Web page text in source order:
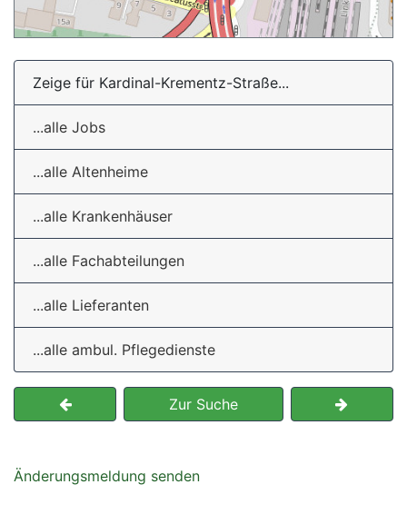
Zeige für Kardinal-Krementz-Straße...
...alle Jobs
...alle Altenheime
...alle Krankenhäuser
...alle Fachabteilungen
...alle Lieferanten
...alle ambul. Pflegedienste
Zur Suche
Änderungsmeldung senden